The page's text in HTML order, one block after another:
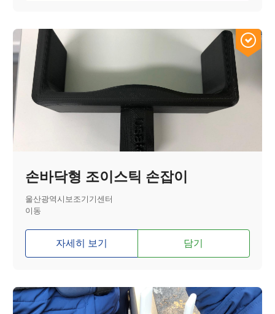
손바닥형 조이스틱 손잡이
울산광역시보조기기센터
이동
자세히 보기 담기